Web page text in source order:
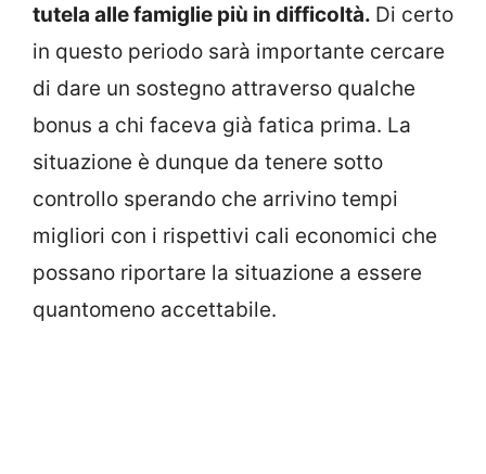
tutela alle famiglie più in difficoltà. Di certo
in questo periodo sarà importante cercare
di dare un sostegno attraverso qualche
bonus a chi faceva già fatica prima. La
situazione è dunque da tenere sotto
controllo sperando che arrivino tempi
migliori con i rispettivi cali economici che
possano riportare la situazione a essere
quantomeno accettabile.